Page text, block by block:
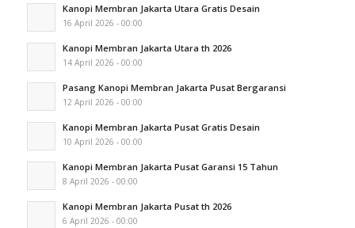
Kanopi Membran Jakarta Utara Gratis Desain
16 April 2026 - 00:00
Kanopi Membran Jakarta Utara th 2026
14 April 2026 - 00:00
Pasang Kanopi Membran Jakarta Pusat Bergaransi
12 April 2026 - 00:00
Kanopi Membran Jakarta Pusat Gratis Desain
10 April 2026 - 00:00
Kanopi Membran Jakarta Pusat Garansi 15 Tahun
8 April 2026 - 00:00
Kanopi Membran Jakarta Pusat th 2026
6 April 2026 - 00:00